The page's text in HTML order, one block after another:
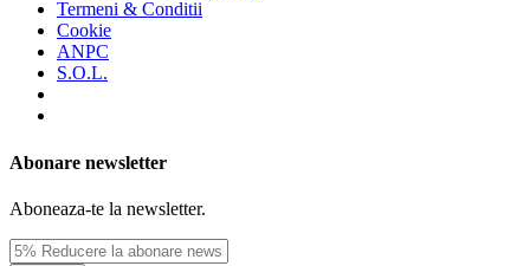
Termeni & Conditii
Cookie
ANPC
S.O.L.
Abonare newsletter
Aboneaza-te la newsletter.